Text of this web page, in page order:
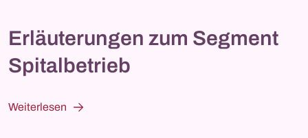
Erläuterungen zum Segment
Spitalbetrieb
Weiterlesen